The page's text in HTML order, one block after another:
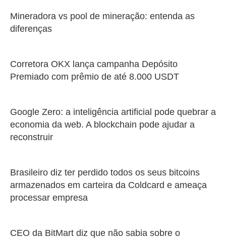
Mineradora vs pool de mineração: entenda as
diferenças
Corretora OKX lança campanha Depósito
Premiado com prêmio de até 8.000 USDT
Google Zero: a inteligência artificial pode quebrar a
economia da web. A blockchain pode ajudar a
reconstruir
Brasileiro diz ter perdido todos os seus bitcoins
armazenados em carteira da Coldcard e ameaça
processar empresa
CEO da BitMart diz que não sabia sobre o